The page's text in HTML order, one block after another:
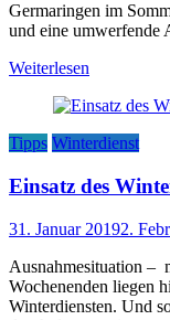
Germaringen im
und eine umwerfende
Weiterlesen
Tipps Winterdienst
Einsatz des
31. Januar 20192.
Ausnahmesituation –
Wochenenden liegen
Winterdiensten. Und